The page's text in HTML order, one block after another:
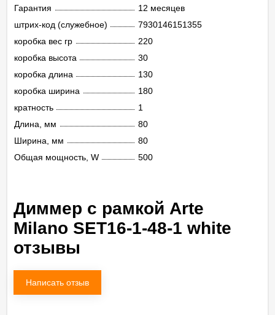
Гарантия
12 месяцев
штрих-код (служебное)
7930146151355
коробка вес гр
220
коробка высота
30
коробка длина
130
коробка ширина
180
кратность
1
Длина, мм
80
Ширина, мм
80
Общая мощность, W
500
Диммер с рамкой Arte
Milano SET16-1-48-1 white
отзывы
Написать отзыв